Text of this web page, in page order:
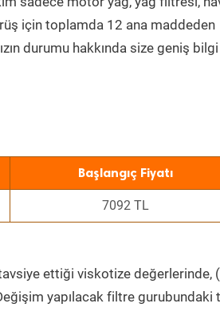
için toplamda 12 ana maddeden
durumu hakkında size geniş bilgi
Başlangıç Fiyatı
7092 TL
ettiği viskotize değerlerinde, (
yapılacak filtre gurubundaki